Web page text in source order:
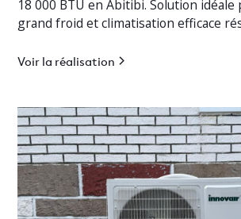
18 000 BTU en Abitibi. Solution idéale
grand froid et climatisation efficace
Voir la réalisation